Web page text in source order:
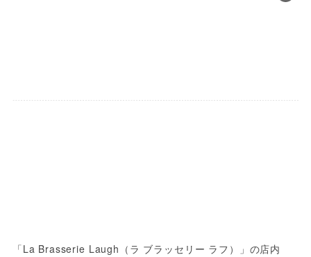
「La Brasserie Laugh（ラ ブラッセリー ラフ）」の店内